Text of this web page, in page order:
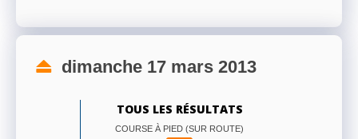
dimanche 17 mars 2013
TOUS LES RÉSULTATS
COURSE À PIED (SUR ROUTE)